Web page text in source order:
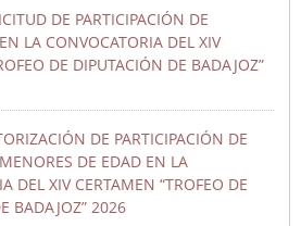
DE PARTICIPACIÓN DE
LA CONVOCATORIA DEL XIV
DE DIPUTACIÓN DE BADAJOZ”
DE PARTICIPACIÓN DE
DE EDAD EN LA
DEL XIV CERTAMEN “TROFEO DE
BADAJOZ” 2026